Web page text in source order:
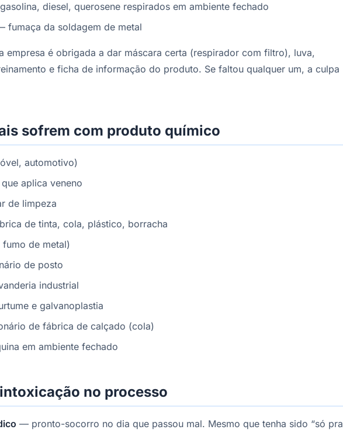
diesel, querosene respirados em ambiente fechado
fumaça da soldagem de metal
empresa é obrigada a dar máscara certa (respirador com filtro), luva,
e ficha de informação do produto. Se faltou qualquer um, a culpa
sofrem com produto químico
automotivo)
aplica veneno
de limpeza
de tinta, cola, plástico, borracha
de metal)
de posto
industrial
e galvanoplastia
de fábrica de calçado (cola)
em ambiente fechado
no processo
— pronto-socorro no dia que passou mal. Mesmo que tenha sido “só pra